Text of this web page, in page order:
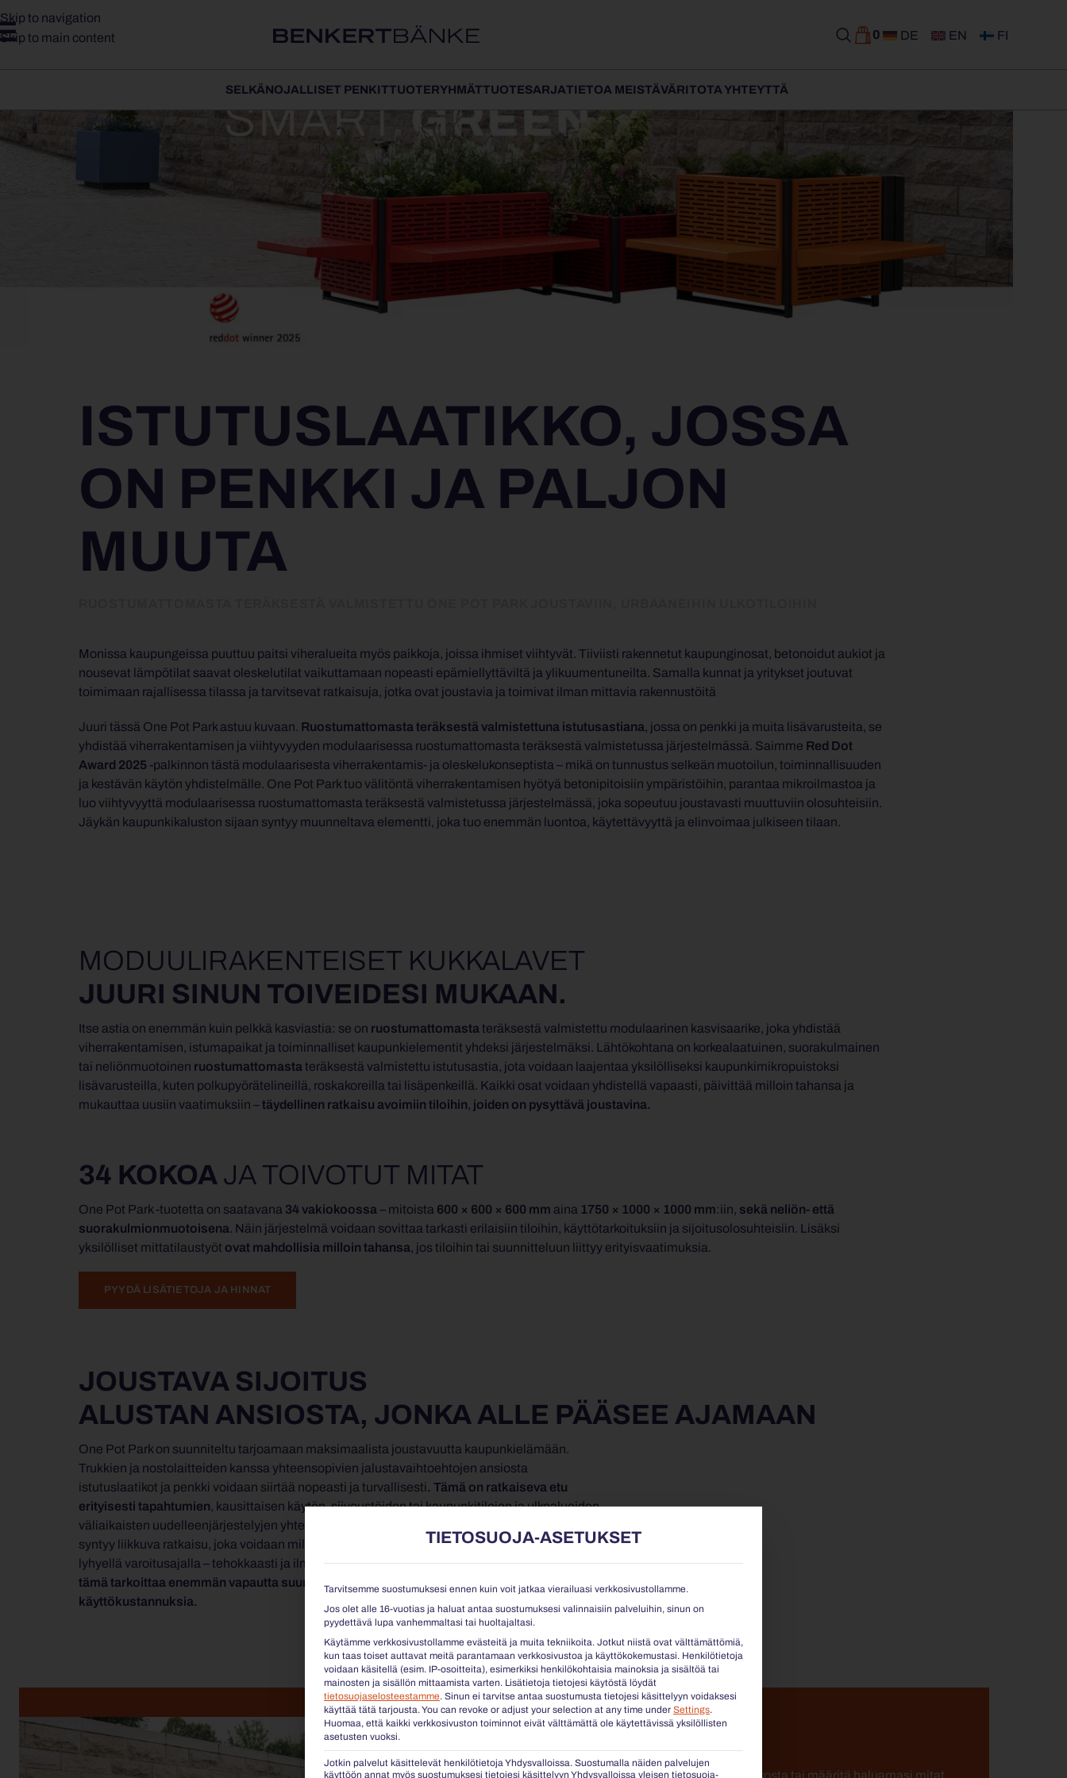
Skip to navigation
Skip to main content
0 DE EN FI
SELKÄNOJALLISET PENKITTUOTERYHMÄTTUOTESARJATIETOA MEISTÄVÄRITOTA YHTEYTTÄ
ISTUTUSLAATIKKO, JOSSA
ON PENKKI JA PALJON
MUUTA
Monissa kaupungeissa puuttuu paitsi viheralueita myös paikkoja, joissa ihmiset viihtyvät. Tiiviisti rakennetut kaupunginosat, betonoidut aukiot ja
nousevat lämpötilat saavat oleskelutilat vaikuttamaan nopeasti epämiellyttäviltä ja ylikuumentuneilta. Samalla kunnat ja yritykset joutuvat
toimimaan rajallisessa tilassa ja tarvitsevat ratkaisuja, jotka ovat joustavia ja toimivat ilman mittavia rakennustöitä
Juuri tässä One Pot Park astuu kuvaan. Ruostumattomasta teräksestä valmistettuna istutusastiana, jossa on penkki ja muita lisävarusteita, se
yhdistää viherrakentamisen ja viihtyvyyden modulaarisessa ruostumattomasta teräksestä valmistetussa järjestelmässä. Saimme Red Dot
Award 2025 -palkinnon tästä modulaarisesta viherrakentamis- ja oleskelukonseptista – mikä on tunnustus selkeän muotoilun, toiminnallisuuden
ja kestävän käytön yhdistelmälle. One Pot Park tuo välitöntä viherrakentamisen hyötyä betonipitoisiin ympäristöihin, parantaa mikroilmastoa ja
luo viihtyvyyttä modulaarisessa ruostumattomasta teräksestä valmistetussa järjestelmässä, joka sopeutuu joustavasti muuttuviin olosuhteisiin.
Jäykän kaupunkikaluston sijaan syntyy muunneltava elementti, joka tuo enemmän luontoa, käytettävyyttä ja elinvoimaa julkiseen tilaan.
MODUULIRAKENTEISET KUKKALAVET
JUURI SINUN TOIVEIDESI MUKAAN.
Itse astia on enemmän kuin pelkkä kasviastia: se on ruostumattomasta teräksestä valmistettu modulaarinen kasvisaarike, joka yhdistää
viherrakentamisen, istumapaikat ja toiminnalliset kaupunkielementit yhdeksi järjestelmäksi. Lähtökohtana on korkealaatuinen, suorakulmainen
tai neliönmuotoinen ruostumattomasta teräksestä valmistettu istutusastia, jota voidaan laajentaa yksilölliseksi kaupunkimikropuistoksi
lisävarusteilla, kuten polkupyörätelineillä, roskakoreilla tai lisäpenkeillä. Kaikki osat voidaan yhdistellä vapaasti, päivittää milloin tahansa ja
mukauttaa uusiin vaatimuksiin –täydellinen ratkaisu avoimiin tiloihin, joiden on pysyttävä joustavina.
34 KOKOA JA TOIVOTUT MITAT
One Pot Park -tuotetta on saatavana 34 vakiokoossa – mitoista 600 × 600 × 600 mm aina 1750 × 1000 × 1000 mm:iin, sekä neliön- että
suorakulmionmuotoisena. Näin järjestelmä voidaan sovittaa tarkasti erilaisiin tiloihin, käyttötarkoituksiin ja sijoitusolosuhteisiin. Lisäksi
yksilölliset mittatilaustyöt ovat mahdollisia milloin tahansa, jos tiloihin tai suunnitteluun liittyy erityisvaatimuksia.
PYYDÄ LISÄTIETOJA JA HINNAT
JOUSTAVA SIJOITUS
ALUSTAN ANSIOSTA, JONKA ALLE PÄÄSEE AJAMAAN
One Pot Park on suunniteltu tarjoamaan maksimaalista joustavuutta kaupunkielämään.
Trukkien ja nostolaitteiden kanssa yhteensopivien jalustavaihtoehtojen ansiosta
istutuslaatikot ja penkki voidaan siirtää nopeasti ja turvallisesti. Tämä on ratkaiseva etu
erityisesti tapahtumien, kausittaisen käytön, siivoustöiden tai kaupunkitilojen ja ulkoalueiden
väliaikaisten uudelleenjärjestelyjen yhteydessä. Kiinteiden kaupunkikalusteiden sijaan
syntyy liikkuva ratkaisu, joka voidaan milloin tahansa siirtää, järjestää uudelleen tai poistaa
lyhyellä varoitusajalla – tehokkaasti ja ilman ylimääräistä vaivaa.Kaupungeille ja ylläpitäjille
tämä tarkoittaa enemmän vapautta suunnittelussa ja huomattavasti alhaisempia
käyttökustannuksia.
... JA NÄIN SE TOIMII!
VALITSE KOKO
Valitse 34 vakiomittaisesta istutuslaatikosta tai määritä haluamasi mitat.
TIETOSUOJA-ASETUKSET
Tarvitsemme suostumuksesi ennen kuin voit jatkaa vierailuasi verkkosivustollamme.
Jos olet alle 16-vuotias ja haluat antaa suostumuksesi valinnaisiin palveluihin, sinun on
pyydettävä lupa vanhemmaltasi tai huoltajaltasi.
Käytämme verkkosivustollamme evästeitä ja muita tekniikoita. Jotkut niistä ovat välttämättömiä,
kun taas toiset auttavat meitä parantamaan verkkosivustoa ja käyttökokemustasi. Henkilötietoja
voidaan käsitellä (esim. IP-osoitteita), esimerkiksi henkilökohtaisia mainoksia ja sisältöä tai
mainosten ja sisällön mittaamista varten. Lisätietoja tietojesi käytöstä löydät
tietosuojaselosteestamme. Sinun ei tarvitse antaa suostumusta tietojesi käsittelyyn voidaksesi
käyttää tätä tarjousta. You can revoke or adjust your selection at any time under Settings.
Huomaa, että kaikki verkkosivuston toiminnot eivät välttämättä ole käytettävissä yksilöllisten
asetusten vuoksi.
Jotkin palvelut käsittelevät henkilötietoja Yhdysvalloissa. Suostumalla näiden palvelujen
käyttöön annat myös suostumuksesi tietojesi käsittelyyn Yhdysvalloissa yleisen tietosuoja-